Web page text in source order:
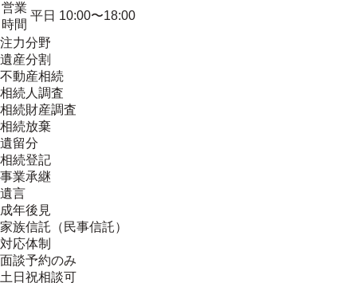
営業
時間
平日 10:00〜18:00
注力分野
遺産分割
不動産相続
相続人調査
相続財産調査
相続放棄
遺留分
相続登記
事業承継
遺言
成年後見
家族信託（民事信託）
対応体制
面談予約のみ
土日祝相談可